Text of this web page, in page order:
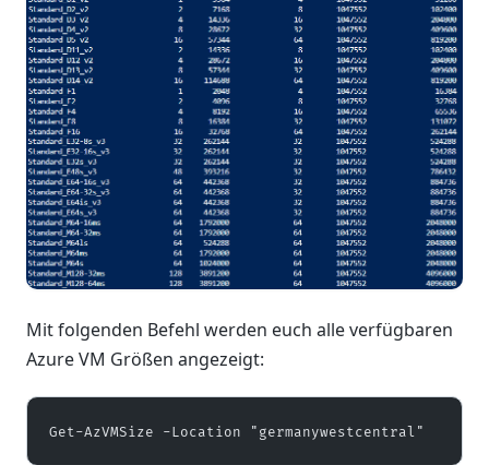
Mit folgenden Befehl werden euch alle verfügbaren
Azure VM Größen angezeigt:
Get-AzVMSize -Location "germanywestcentral"